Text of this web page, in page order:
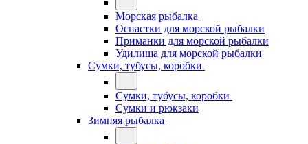
Морская рыбалка
Оснастки для морской рыбалки
Приманки для морской рыбалки
Удилища для морской рыбалки
Сумки, тубусы, коробки
Сумки, тубусы, коробки
Сумки и рюкзаки
Зимняя рыбалка